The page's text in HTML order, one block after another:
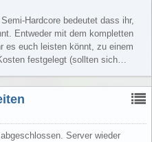
Semi-Hardcore bedeutet dass ihr,
Entweder mit dem kompletten
es euch leisten könnt, zu einem
festgelegt (sollten sich…
Server wieder